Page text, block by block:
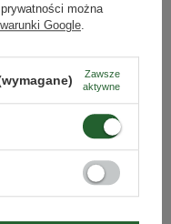
pełnoletnich.
18 lat?
NIE
można
Google
Zawsze
aktywne